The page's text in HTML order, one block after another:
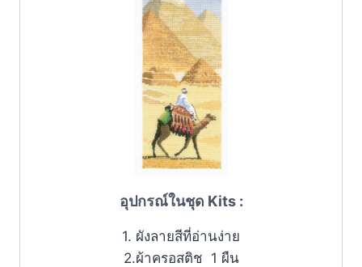
อุปกรณ์ในชุด Kits :
1. ผังลายสีที่อ่านง่าย
2.ผ้าครอสติช 1 ผืน